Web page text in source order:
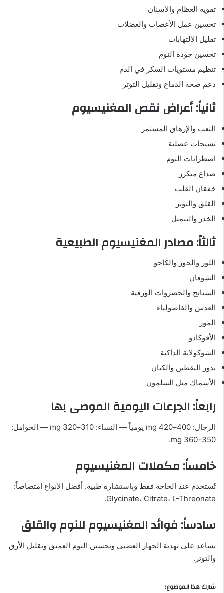
تقوية العظام والأسنان
تحسين عمل الأعصاب والعضلات
تقليل الالتهابات
تحسين جودة النوم
تنظيم مستويات السكر في الدم
دعم صحة الدماغ وتقليل التوتر
ثانياً: أعراض نقص المغنيسيوم
التعب والإرهاق المستمر
تشنجات عضلية
اضطرابات النوم
صداع متكرر
خفقان القلب
القلق والتوتر
الخدر والتنميل
ثالثاً: مصادر المغنيسيوم الطبيعية
اللوز والجوز والكاجو
الشوفان
السبانخ والخضروات الورقية
العدس والفاصولياء
الموز
الأفوكادو
الشوكولاتة الداكنة
بذور اليقطين والكتان
الأسماك مثل السلمون
رابعاً: الجرعات اليومية الموصى بها
الرجال: 400–420 mg يومياً — النساء: 310–320 mg — الحوامل:
350–360 mg.
خامساً: مكملات المغنيسيوم
تُستخدم عند الحاجة فقط وباستشارة طبية. أفضل الأنواع امتصاصاً:
Glycinate، Citrate، L-Threonate.
سادساً: فوائد المغنيسيوم للنوم والقلق
يساعد على تهدئة الجهاز العصبي وتحسين النوم العميق وتقليل الأرق
والتوتر.
شارك هذا الموضوع: